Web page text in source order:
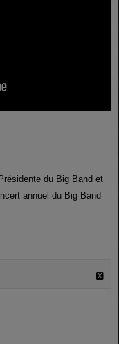
du Big Band et
annuel du Big Band